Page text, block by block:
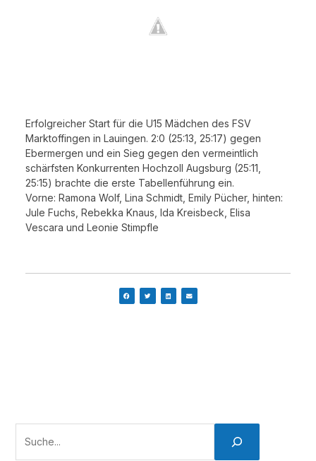
Erfolgreicher Start für die U15 Mädchen des FSV
Marktoffingen in Lauingen. 2:0 (25:13, 25:17) gegen
Ebermergen und ein Sieg gegen den vermeintlich
schärfsten Konkurrenten Hochzoll Augsburg (25:11,
25:15) brachte die erste Tabellenführung ein.
Vorne: Ramona Wolf, Lina Schmidt, Emily Pücher, hinten:
Jule Fuchs, Rebekka Knaus, Ida Kreisbeck, Elisa
Vescara und Leonie Stimpfle